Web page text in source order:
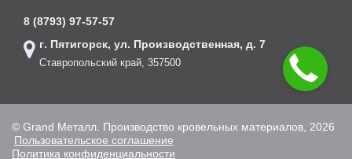
8 (8793) 97-57-57
г. Пятигорск, ул. Производственная, д. 7
Ставропольский край, 357500
© Grand Металл. Производство кровельных материалов, 2026
Пользовательское соглашение
Политика конфиденциальности